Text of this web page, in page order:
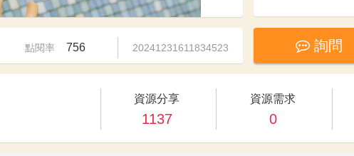
點閱率 756 20241231611834523 詢問
資源分享
1137
資源需求
0